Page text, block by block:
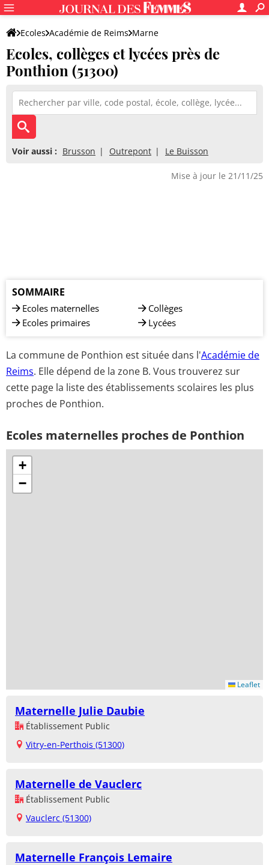
Ecoles Académie de Reims Marne
Ecoles, collèges et lycées près de
Ponthion (51300)
Voir aussi : Brusson Outrepont Le Buisson
Mise à jour le 21/11/25
SOMMAIRE
Ecoles maternelles
Ecoles primaires
Collèges
Lycées
La commune de Ponthion est située dans l'Académie de
Reims. Elle dépend de la zone B. Vous trouverez sur
cette page la liste des établissements scolaires les plus
proches de Ponthion.
Ecoles maternelles proches de Ponthion
+
−
Leaflet
Maternelle Julie Daubie
Établissement Public
Vitry-en-Perthois (51300)
Maternelle de Vauclerc
Établissement Public
Vauclerc (51300)
Maternelle François Lemaire